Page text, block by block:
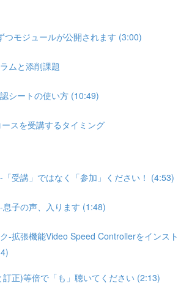
つモジュールが公開されます (3:00)
ムと添削課題
シートの使い方 (10:49)
スを受講するタイミング
「受講」ではなく「参加」ください！ (4:53)
息子の声、入ります (1:48)
-拡張機能Video Speed Controllerをインスト
訂正)等倍で「も」聴いてください (2:13)